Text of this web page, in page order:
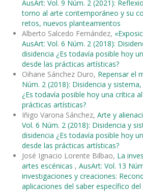
AusArt: Vol. 9 Núm. 2 (2021):
torno al arte contemporáneo y su
retos, nuevos planteamientos
Alberto Salcedo Fernández,
AusArt: Vol. 6 Núm. 2 (2018):
disidencia ¿Es todavía posible hoy
desde las prácticas artísticas?
Oihane Sánchez Duro, Repensar el
Núm. 2 (2018): Disidencia y
¿Es todavía posible hoy una crítica
prácticas artísticas?
Iñigo Varona Sánchez, Arte y
Vol. 6 Núm. 2 (2018): Disidencia y
disidencia ¿Es todavía posible hoy
desde las prácticas artísticas?
José Ignacio Lorente Bilbao, La
artes escénicas , AusArt: Vol. 13
investigaciones y creaciones:
aplicaciones del saber específico